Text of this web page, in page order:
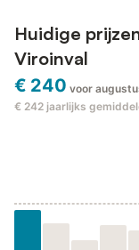
Huidige
Viroinval
€ 240 voor
€ 242 jaarlijks